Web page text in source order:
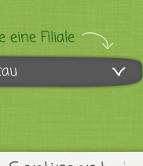
eine Filiale